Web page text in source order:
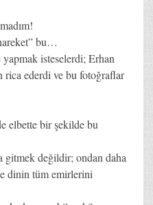
bu…
isteselerdi; Erhan
rica ederdi ve bu fotoğraflar
elbette bir şekilde bu
değildir; ondan daha
dinin tüm emirlerini